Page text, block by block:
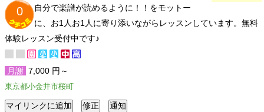
0
自分で楽譜が読めるように！！をモットー
に、お1人お1人に寄り添いながらレッスンしています。無料
体験レッスン受付中です♪
月謝 7,000 円～
東京都小金井市桜町